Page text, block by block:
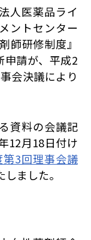
人医薬品ライ
ントセンター
師研修制度』
申請が、平成2
会決議により
資料の会議記
12月18日付け
第3回理事会議
ました。